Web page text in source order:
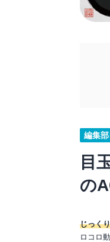
編集
目
の
じっく
ロコロ